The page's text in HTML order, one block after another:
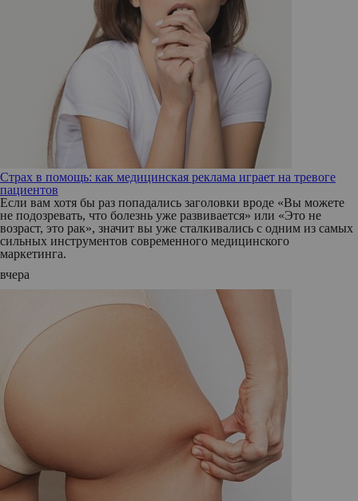
Страх в помощь: как медицинская реклама играет на тревоге
пациентов
Если вам хотя бы раз попадались заголовки вроде «Вы можете
не подозревать, что болезнь уже развивается» или «Это не
возраст, это рак», значит вы уже сталкивались с одним из самых
сильных инструментов современного медицинского
маркетинга.
вчера